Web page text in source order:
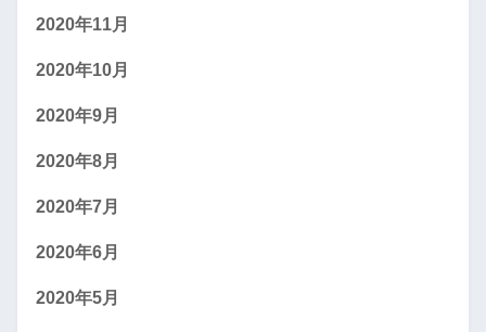
2020年11月
2020年10月
2020年9月
2020年8月
2020年7月
2020年6月
2020年5月